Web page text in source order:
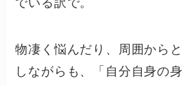
でいる訳で。
物凄く悩んだり、周囲から
しながらも、「自分自身の